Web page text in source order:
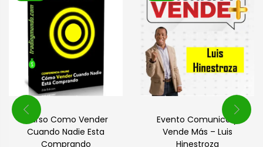
Curso Como Vender
Cuando Nadie Esta
Comprando
Evento Comunica y
Vende Más – Luis
Hinestroza